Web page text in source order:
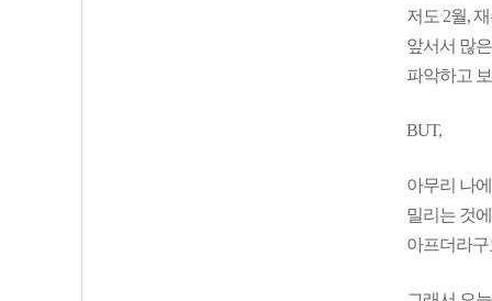
저도 2월,
앞서서 많
파악하고
BUT,
아무리 나
밀리는 것
아프더라